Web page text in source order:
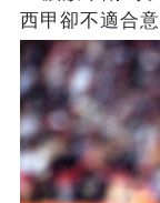
西甲卻不適合意